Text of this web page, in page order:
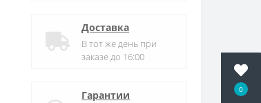
0
Доставка
В тот же день при
заказе до 16:00
Гарантии